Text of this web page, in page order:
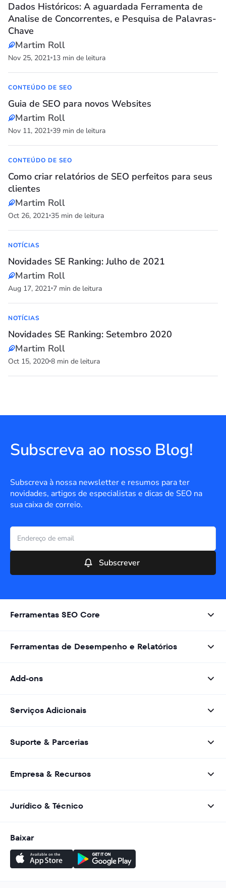
Dados Históricos: A aguardada Ferramenta de
Analise de Concorrentes, e Pesquisa de Palavras-
Chave
Martim Roll
Nov 25, 2021 13 min de leitura
CONTEÚDO DE SEO
Guia de SEO para novos Websites
Martim Roll
Nov 11, 2021 39 min de leitura
CONTEÚDO DE SEO
Como criar relatórios de SEO perfeitos para seus
clientes
Martim Roll
Oct 26, 2021 35 min de leitura
NOTÍCIAS
Novidades SE Ranking: Julho de 2021
Martim Roll
Aug 17, 2021 7 min de leitura
NOTÍCIAS
Novidades SE Ranking: Setembro 2020
Martim Roll
Oct 15, 2020 8 min de leitura
Subscreva ao nosso Blog!
Subscreva à nossa newsletter e resumos para ter
novidades, artigos de especialistas e dicas de SEO na
sua caixa de correio.
Subscrever
Ferramentas SEO Core
Ferramentas de Desempenho e Relatórios
Add-ons
Serviços Adicionais
Suporte & Parcerias
Empresa & Recursos
Jurídico & Técnico
Baixar